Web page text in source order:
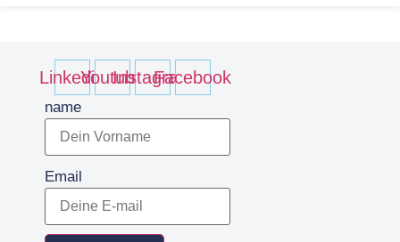
LinkedinYoutubeInstagramFacebook
name
Email